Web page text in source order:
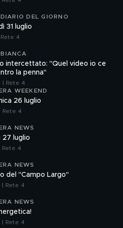
DEL GIORNO
31 luglio
4
intercettato: "Quel video io ce
la penna"
| Rete 4
WEEKEND
26 luglio
Rete 4
NEWS
27 luglio
Rete 4
NEWS
del "Campo Largo"
Rete 4
NEWS
Rete 4